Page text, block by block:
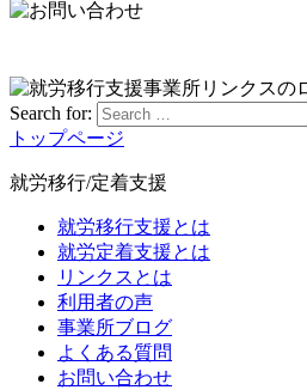
Search for:
トップページ
就労移行/定着支援
就労移行支援とは
就労定着支援とは
リンクスとは
利用者の声
事業所ブログ
よくある質問
お問い合わせ